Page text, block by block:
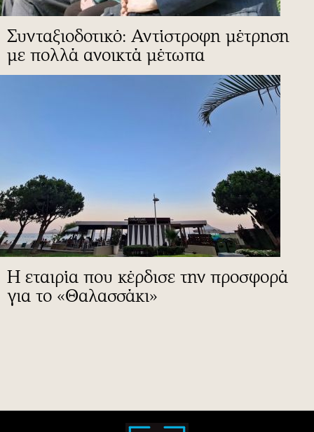
Συνταξιοδοτικό: Αντίστροφη μέτρηση
με πολλά ανοικτά μέτωπα
Η εταιρία που κέρδισε την προσφορά
για το «Θαλασσάκι»